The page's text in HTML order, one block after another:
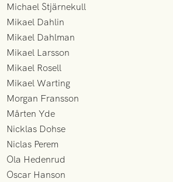
Michael Stjärnekull
Mikael Dahlin
Mikael Dahlman
Mikael Larsson
Mikael Rosell
Mikael Warting
Morgan Fransson
Mårten Yde
Nicklas Dohse
Niclas Perem
Ola Hedenrud
Oscar Hanson